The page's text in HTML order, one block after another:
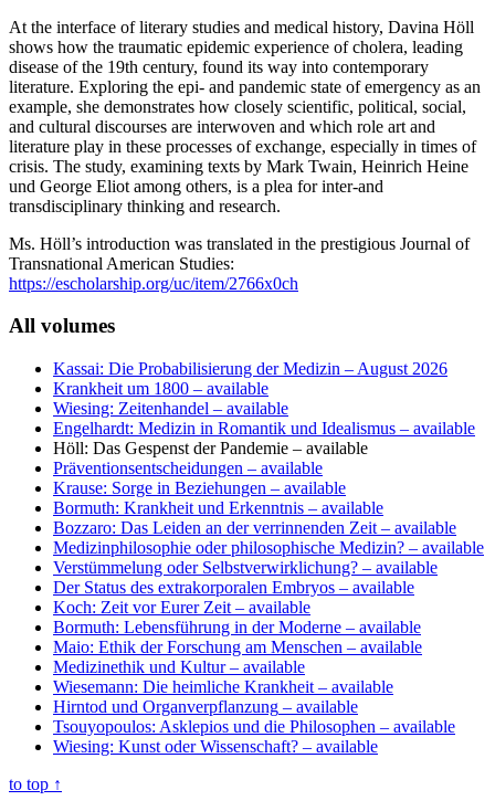
At the interface of literary studies and medical history, Davina Höll
shows how the traumatic epidemic experience of cholera, leading
disease of the 19th century, found its way into contemporary
literature. Exploring the epi- and pandemic state of emergency as an
example, she demonstrates how closely scientific, political, social,
and cultural discourses are interwoven and which role art and
literature play in these processes of exchange, especially in times of
crisis. The study, examining texts by Mark Twain, Heinrich Heine
und George Eliot among others, is a plea for inter-and
transdisciplinary thinking and research.
Ms. Höll’s introduction was translated in the prestigious Journal of
Transnational American Studies:
https://escholarship.org/uc/item/2766x0ch
All volumes
Kassai: Die Probabilisierung der Medizin – August 2026
Krankheit um 1800 – available
Wiesing: Zeitenhandel – available
Engelhardt: Medizin in Romantik und Idealismus – available
Höll: Das Gespenst der Pandemie – available
Präventionsentscheidungen – available
Krause: Sorge in Beziehungen – available
Bormuth: Krankheit und Erkenntnis – available
Bozzaro: Das Leiden an der verrinnenden Zeit – available
Medizinphilosophie oder philosophische Medizin? – available
Verstümmelung oder Selbstverwirklichung? – available
Der Status des extrakorporalen Embryos – available
Koch: Zeit vor Eurer Zeit – available
Bormuth: Lebensführung in der Moderne – available
Maio: Ethik der Forschung am Menschen – available
Medizinethik und Kultur– available
Wiesemann: Die heimliche Krankheit – available
Hirntod und Organverpflanzung – available
Tsouyopoulos: Asklepios und die Philosophen – available
Wiesing: Kunst oder Wissenschaft? – available
to top ↑